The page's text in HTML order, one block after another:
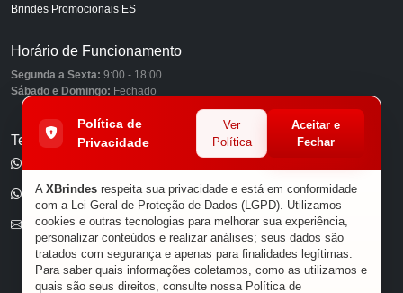
Brindes Promocionais ES
Horário de Funcionamento
Segunda a Sexta: 9:00 - 18:00
Sábado e Domingo: Fechado
Telefones
(11) 96585-7462
E-mail
Política de
Privacidade
Ver
Política
Aceitar e
Fechar
A XBrindes respeita sua privacidade e está em conformidade
com a Lei Geral de Proteção de Dados (LGPD). Utilizamos
cookies e outras tecnologias para melhorar sua experiência,
personalizar conteúdos e realizar análises; seus dados são
tratados com segurança e apenas para finalidades legítimas.
Para saber quais informações coletamos, como as utilizamos e
quais são seus direitos, consulte nossa Política de